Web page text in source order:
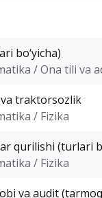
bo‘yicha)
/ Ona tili va
traktorsozlik
/ Fizika
qurilishi (turlari
/ Fizika
va audit